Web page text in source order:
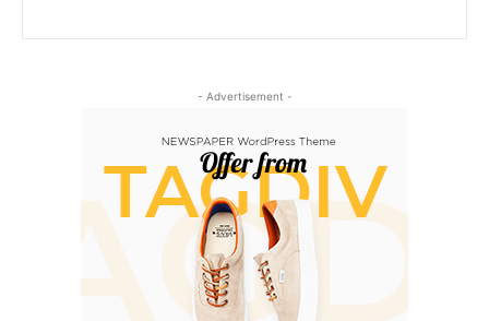
- Advertisement -